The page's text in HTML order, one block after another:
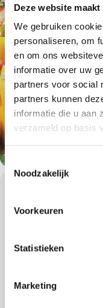
Deze website
We gebruiken
personaliseren, om
en om ons
informatie over uw
partners voor social
partners kunnen
informatie die u aan
verzameld op basis
Toestemmingsselectie
Noodzakelijk
Voorkeuren
Statistieken
Marketing
Worsten of saté op de
een keer iets anders
fijne kneepjes van het
iets nieuws leren?
Tijdens de 4 uur